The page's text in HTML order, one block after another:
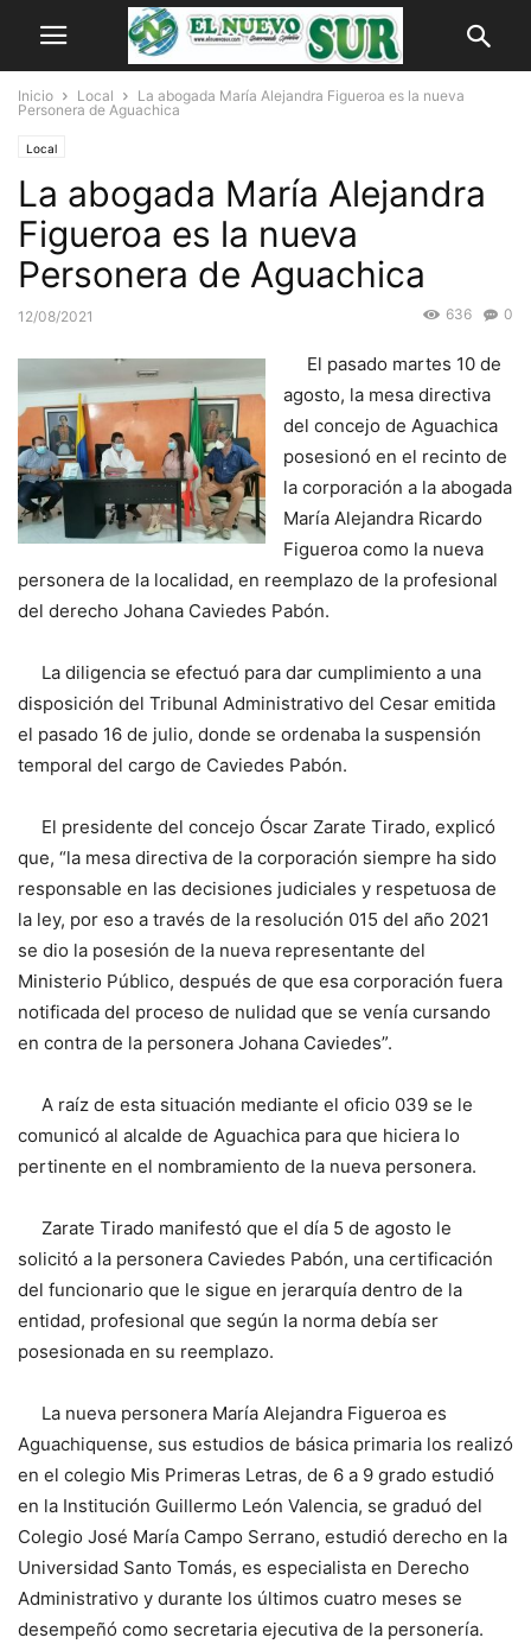
Inicio Local
La abogada María Alejandra Figueroa es la nueva
Personera de Aguachica
Local
La abogada María Alejandra
Figueroa es la nueva
Personera de Aguachica
12/08/2021 0
636
El pasado martes 10 de
agosto, la mesa directiva
del concejo de Aguachica
posesionó en el recinto de
la corporación a la abogada
María Alejandra Ricardo
Figueroa como la nueva
personera de la localidad, en reemplazo de la profesional
del derecho Johana Caviedes Pabón.
La diligencia se efectuó para dar cumplimiento a una
disposición del Tribunal Administrativo del Cesar emitida
el pasado 16 de julio, donde se ordenaba la suspensión
temporal del cargo de Caviedes Pabón.
El presidente del concejo Óscar Zarate Tirado, explicó
que, “la mesa directiva de la corporación siempre ha sido
responsable en las decisiones judiciales y respetuosa de
la ley, por eso a través de la resolución 015 del año 2021
se dio la posesión de la nueva representante del
Ministerio Público, después de que esa corporación fuera
notificada del proceso de nulidad que se venía cursando
en contra de la personera Johana Caviedes”.
A raíz de esta situación mediante el oficio 039 se le
comunicó al alcalde de Aguachica para que hiciera lo
pertinente en el nombramiento de la nueva personera.
Zarate Tirado manifestó que el día 5 de agosto le
solicitó a la personera Caviedes Pabón, una certificación
del funcionario que le sigue en jerarquía dentro de la
entidad, profesional que según la norma debía ser
posesionada en su reemplazo.
La nueva personera María Alejandra Figueroa es
Aguachiquense, sus estudios de básica primaria los realizó
en el colegio Mis Primeras Letras, de 6 a 9 grado estudió
en la Institución Guillermo León Valencia, se graduó del
Colegio José María Campo Serrano, estudió derecho en la
Universidad Santo Tomás, es especialista en Derecho
Administrativo y durante los últimos cuatro meses se
desempeñó como secretaria ejecutiva de la personería.